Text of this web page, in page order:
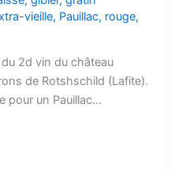
vieille, Pauillac, rouge,
2d vin du château
de Rotshschild (Lafite).
pour un Pauillac…